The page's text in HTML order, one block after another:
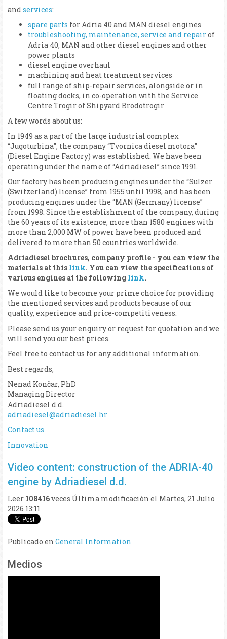
andservices:
spare parts for Adria 40 and MAN diesel engines
troubleshooting, maintenance, service and repairof
Adria 40, MAN and other diesel engines and other
power plants
diesel engine overhaul
machining and heat treatment services
full range of ship-repair services, alongside or in
floating docks, in co-operation with the Service
Centre Trogir of Shipyard Brodotrogir
A few words about us:
In 1949 as a part of the large industrial complex
“Jugoturbina”, the company “Tvornica diesel motora”
(Diesel Engine Factory) was established. We have been
operating under the name of “Adriadiesel” since 1991.
Our factory has been producing engines under the “Sulzer
(Switzerland) license” from 1955 until 1998, and has been
producing engines under the “MAN (Germany) license”
from 1998. Since the establishment of the company, during
the 60 years of its existence, more than 1580 engines with
more than 2,000 MW of power have been produced and
delivered to more than 50 countries worldwide.
Adriadiesel brochures, company profile - you can view the
materials at this link. You can view the specifications of
various engines at the following link.
We would like to become your prime choice for providing
the mentioned services and products because of our
quality, experience and price-competitiveness.
Please send us your enquiry or request for quotation and we
will send you our best prices.
Feel free to contact us for any additional information.
Best regards,
Nenad Končar, PhD
Managing Director
Adriadiesel d.d.
adriadiesel@adriadiesel.hr
Contact us
Innovation
Video content: construction of the ADRIA-40
engine by Adriadiesel d.d.
Leer 108416veces Última modificación el Martes, 21 Julio
2026 13:11
Publicado en General Information
Medios